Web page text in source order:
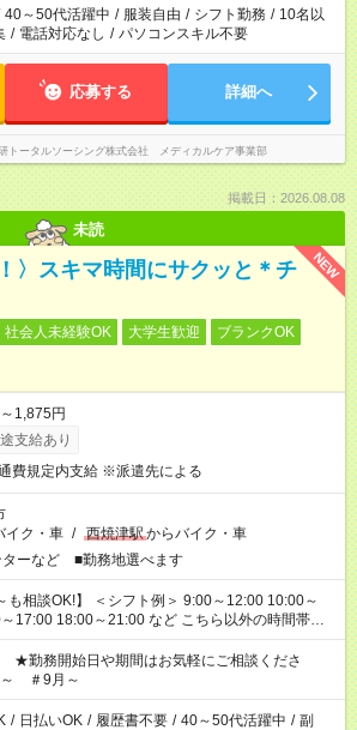
40～50代活躍中 / 服装自由 / シフト勤務 / 10名以
/ 電話対応なし / パソコンスキル不要
応募する 詳細へ
トータルソーシング株式会社 メディカルケア事業部
掲載日：2026.08.08
未読
NEW
〉スキマ時間にサクッと＊チ
社会人未経験OK 大学生歓迎
ブランクOK
1,875円
支給あり
費規定内支給 ※派遣先による
イク・車 / 西焼津駅からバイク・車
ターなど ■勤務地選べます
フト例＞ 9:00～12:00 10:00～
18:00～21:00 など こちら以外の時間帯も
談ください！
★勤務開始日や期間はお気軽にご相談くださ
＃9月～
/ 日払いOK / 履歴書不要 / 40～50代活躍中 / 副